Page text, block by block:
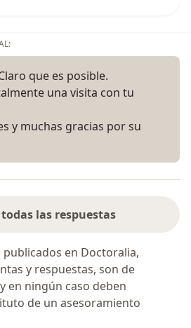
que es posible.
una visita con tu
y muchas gracias por su
las respuestas
en Doctoralia,
y respuestas, son de
en ningún caso deben
de un asesoramiento